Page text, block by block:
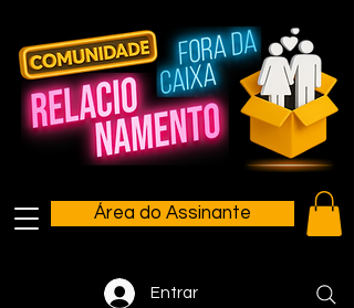
Área do Assinante
Entrar